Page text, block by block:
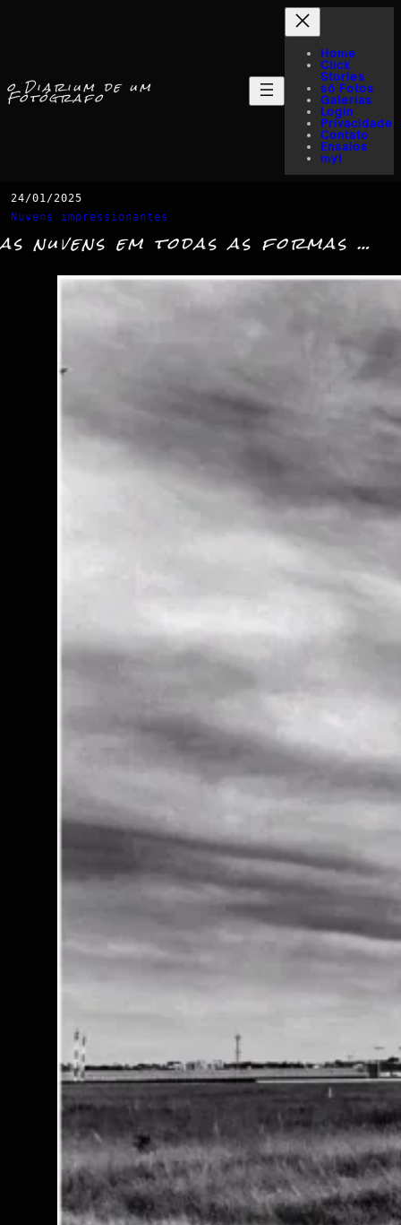
o Diarium de um
Fotógrafo
Home
Click
Stories
só Fotos
Galerias
Login
Privacidade
Contato
Ensaios
myI
24/01/2025
Nuvens impressionantes
as nuvens em todas as formas …